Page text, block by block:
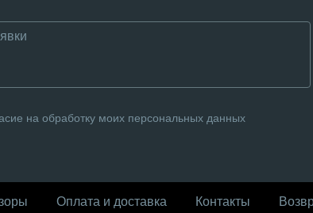
на обработку моих персональных данных
Оплата и доставка Контакты